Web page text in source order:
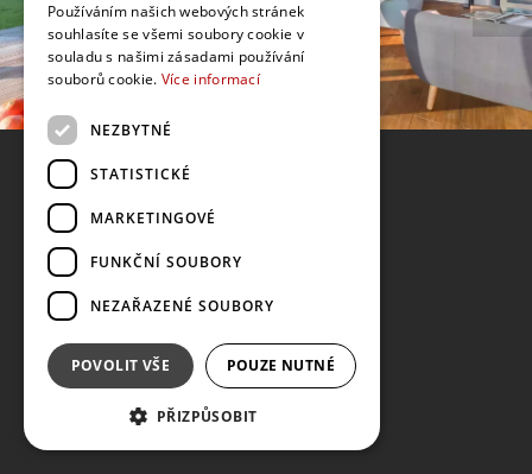
Používáním našich webových stránek
souhlasíte se všemi soubory cookie v
souladu s našimi zásadami používání
souborů cookie. Více informací
NEZBYTNÉ
STATISTICKÉ
MARKETINGOVÉ
FUNKČNÍ SOUBORY
NEZAŘAZENÉ SOUBORY
POVOLIT VŠE POUZE NUTNÉ
PŘIZPŮSOBIT